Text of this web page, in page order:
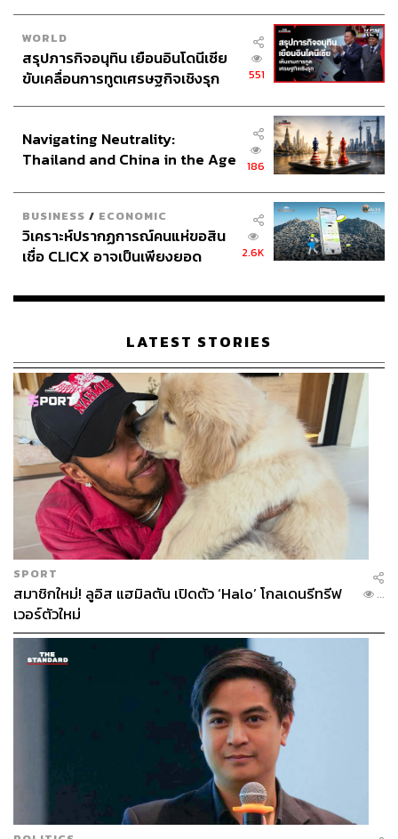
WORLD
สรุปภารกิจอนุทิน เยือนอินโดนีเซีย
ขับเคลื่อนการทูตเศรษฐกิจเชิงรุก
551
Navigating Neutrality:
Thailand and China in the Age
186
BUSINESS / ECONOMIC
วิเคราะห์ปรากฏการณ์คนแห่ขอสิน
เชื่อ CLICX อาจเป็นเพียงยอด
เรือนไทยที่ถูกซุกไว้
2.6K
LATEST STORIES
SPORT
สมาชิกใหม่! ลูอิส แฮมิลตัน เปิดตัว ‘Halo’ โกลเดนรีทรีฟ
เวอร์ตัวใหม่
...